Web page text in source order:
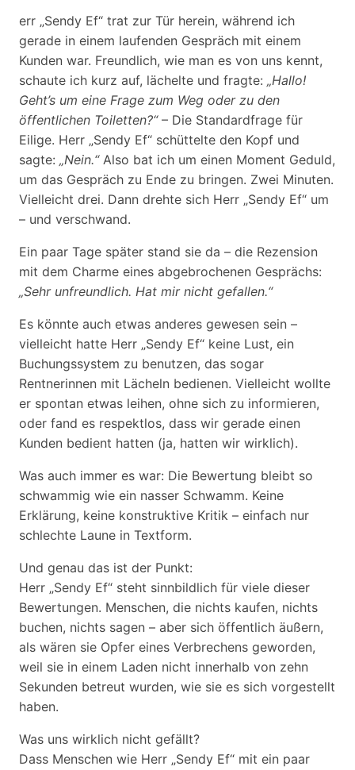
err „Sendy Ef“ trat zur Tür herein, während ich
gerade in einem laufenden Gespräch mit einem
Kunden war. Freundlich, wie man es von uns kennt,
schaute ich kurz auf, lächelte und fragte: „Hallo!
Geht’s um eine Frage zum Weg oder zu den
öffentlichen Toiletten?“– Die Standardfrage für
Eilige. Herr „Sendy Ef“ schüttelte den Kopf und
sagte: „Nein.“Also bat ich um einen Moment Geduld,
um das Gespräch zu Ende zu bringen. Zwei Minuten.
Vielleicht drei. Dann drehte sich Herr „Sendy Ef“ um
– und verschwand.
Ein paar Tage später stand sie da – die Rezension
mit dem Charme eines abgebrochenen Gesprächs:
„Sehr unfreundlich. Hat mir nicht gefallen.“
Es könnte auch etwas anderes gewesen sein –
vielleicht hatte Herr „Sendy Ef“ keine Lust, ein
Buchungssystem zu benutzen, das sogar
Rentnerinnen mit Lächeln bedienen. Vielleicht wollte
er spontan etwas leihen, ohne sich zu informieren,
oder fand es respektlos, dass wir gerade einen
Kunden bedient hatten (ja, hatten wir wirklich).
Was auch immer es war: Die Bewertung bleibt so
schwammig wie ein nasser Schwamm. Keine
Erklärung, keine konstruktive Kritik – einfach nur
schlechte Laune in Textform.
Und genau das ist der Punkt:
Herr „Sendy Ef“ steht sinnbildlich für viele dieser
Bewertungen. Menschen, die nichts kaufen, nichts
buchen, nichts sagen – aber sich öffentlich äußern,
als wären sie Opfer eines Verbrechens geworden,
weil sie in einem Laden nicht innerhalb von zehn
Sekunden betreut wurden, wie sie es sich vorgestellt
haben.
Was uns wirklich nicht gefällt?
Dass Menschen wie Herr „Sendy Ef“ mit ein paar